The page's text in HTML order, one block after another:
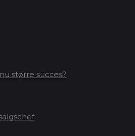
større succes?